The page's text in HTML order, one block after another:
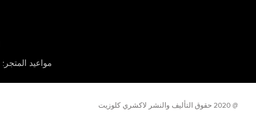
مواعيد المتجر :
@ 2020 حقوق التأليف والنشر لاكشري كلوزيت